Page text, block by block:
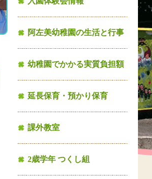
阿左美幼稚園の生活と行事
幼稚園でかかる実質負担額
延長保育・預かり保育
課外教室
2歳学年 つくし組